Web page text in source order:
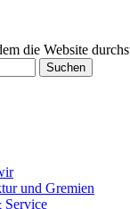
die Website
Suchen
und Gremien
Service